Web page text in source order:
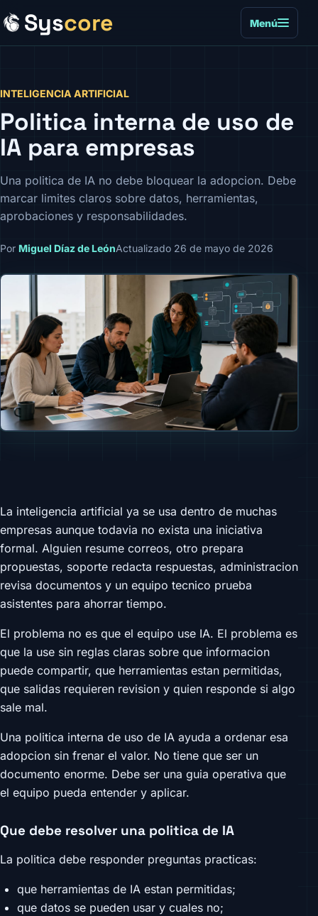
Syscore Menú
INTELIGENCIA ARTIFICIAL
Politica interna de uso de
IA para empresas
Una politica de IA no debe bloquear la adopcion. Debe
marcar limites claros sobre datos, herramientas,
aprobaciones y responsabilidades.
Por Miguel Díaz de LeónActualizado 26 de mayo de 2026
La inteligencia artificial ya se usa dentro de muchas
empresas aunque todavia no exista una iniciativa
formal. Alguien resume correos, otro prepara
propuestas, soporte redacta respuestas, administracion
revisa documentos y un equipo tecnico prueba
asistentes para ahorrar tiempo.
El problema no es que el equipo use IA. El problema es
que la use sin reglas claras sobre que informacion
puede compartir, que herramientas estan permitidas,
que salidas requieren revision y quien responde si algo
sale mal.
Una politica interna de uso de IA ayuda a ordenar esa
adopcion sin frenar el valor. No tiene que ser un
documento enorme. Debe ser una guia operativa que
el equipo pueda entender y aplicar.
Que debe resolver una politica de IA
La politica debe responder preguntas practicas:
que herramientas de IA estan permitidas;
que datos se pueden usar y cuales no;